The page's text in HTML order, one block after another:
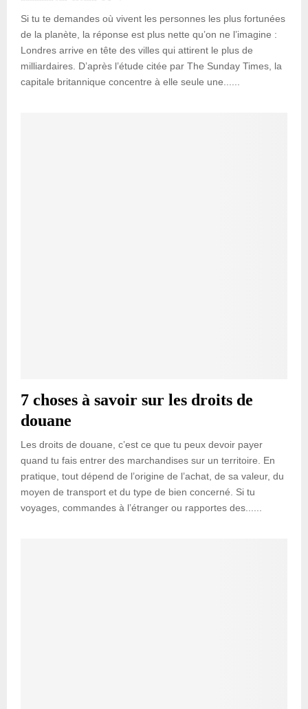
Si tu te demandes où vivent les personnes les plus fortunées
de la planète, la réponse est plus nette qu’on ne l’imagine :
Londres arrive en tête des villes qui attirent le plus de
milliardaires. D’après l’étude citée par The Sunday Times, la
capitale britannique concentre à elle seule une......
7 choses à savoir sur les droits de
douane
Les droits de douane, c’est ce que tu peux devoir payer
quand tu fais entrer des marchandises sur un territoire. En
pratique, tout dépend de l’origine de l’achat, de sa valeur, du
moyen de transport et du type de bien concerné. Si tu
voyages, commandes à l’étranger ou rapportes des......